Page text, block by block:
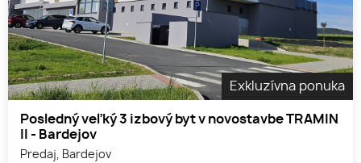
Exkluzívna ponuka
Posledný veľký 3 izbový byt v novostavbe TRAMIN
II - Bardejov
Predaj, Bardejov